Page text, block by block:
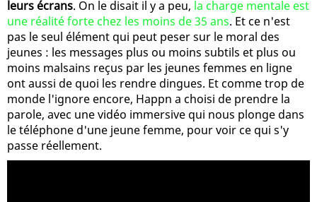
leurs écrans. On le disait il y a peu, la charge mentale est
une réalité forte chez les moins de 35 ans. Et ce n'est
pas le seul élément qui peut peser sur le moral des
jeunes : les messages plus ou moins subtils et plus ou
moins malsains reçus par les jeunes femmes en ligne
ont aussi de quoi les rendre dingues. Et comme trop de
monde l'ignore encore, Happn a choisi de prendre la
parole, avec une vidéo immersive qui nous plonge dans
le téléphone d'une jeune femme, pour voir ce qui s'y
passe réellement.